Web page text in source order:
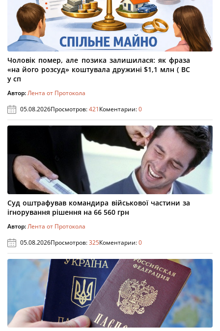
Чоловік помер, але позика залишилася: як фраза
«на його розсуд» коштувала дружині $1,1 млн ( ВС
у сп
Автор:Лента от Протокола
05.08.2026Просмотров:421Коментарии:0
Суд оштрафував командира військової частини за
ігнорування рішення на 66 560 грн
Автор:Лента от Протокола
05.08.2026Просмотров:325Коментарии:0